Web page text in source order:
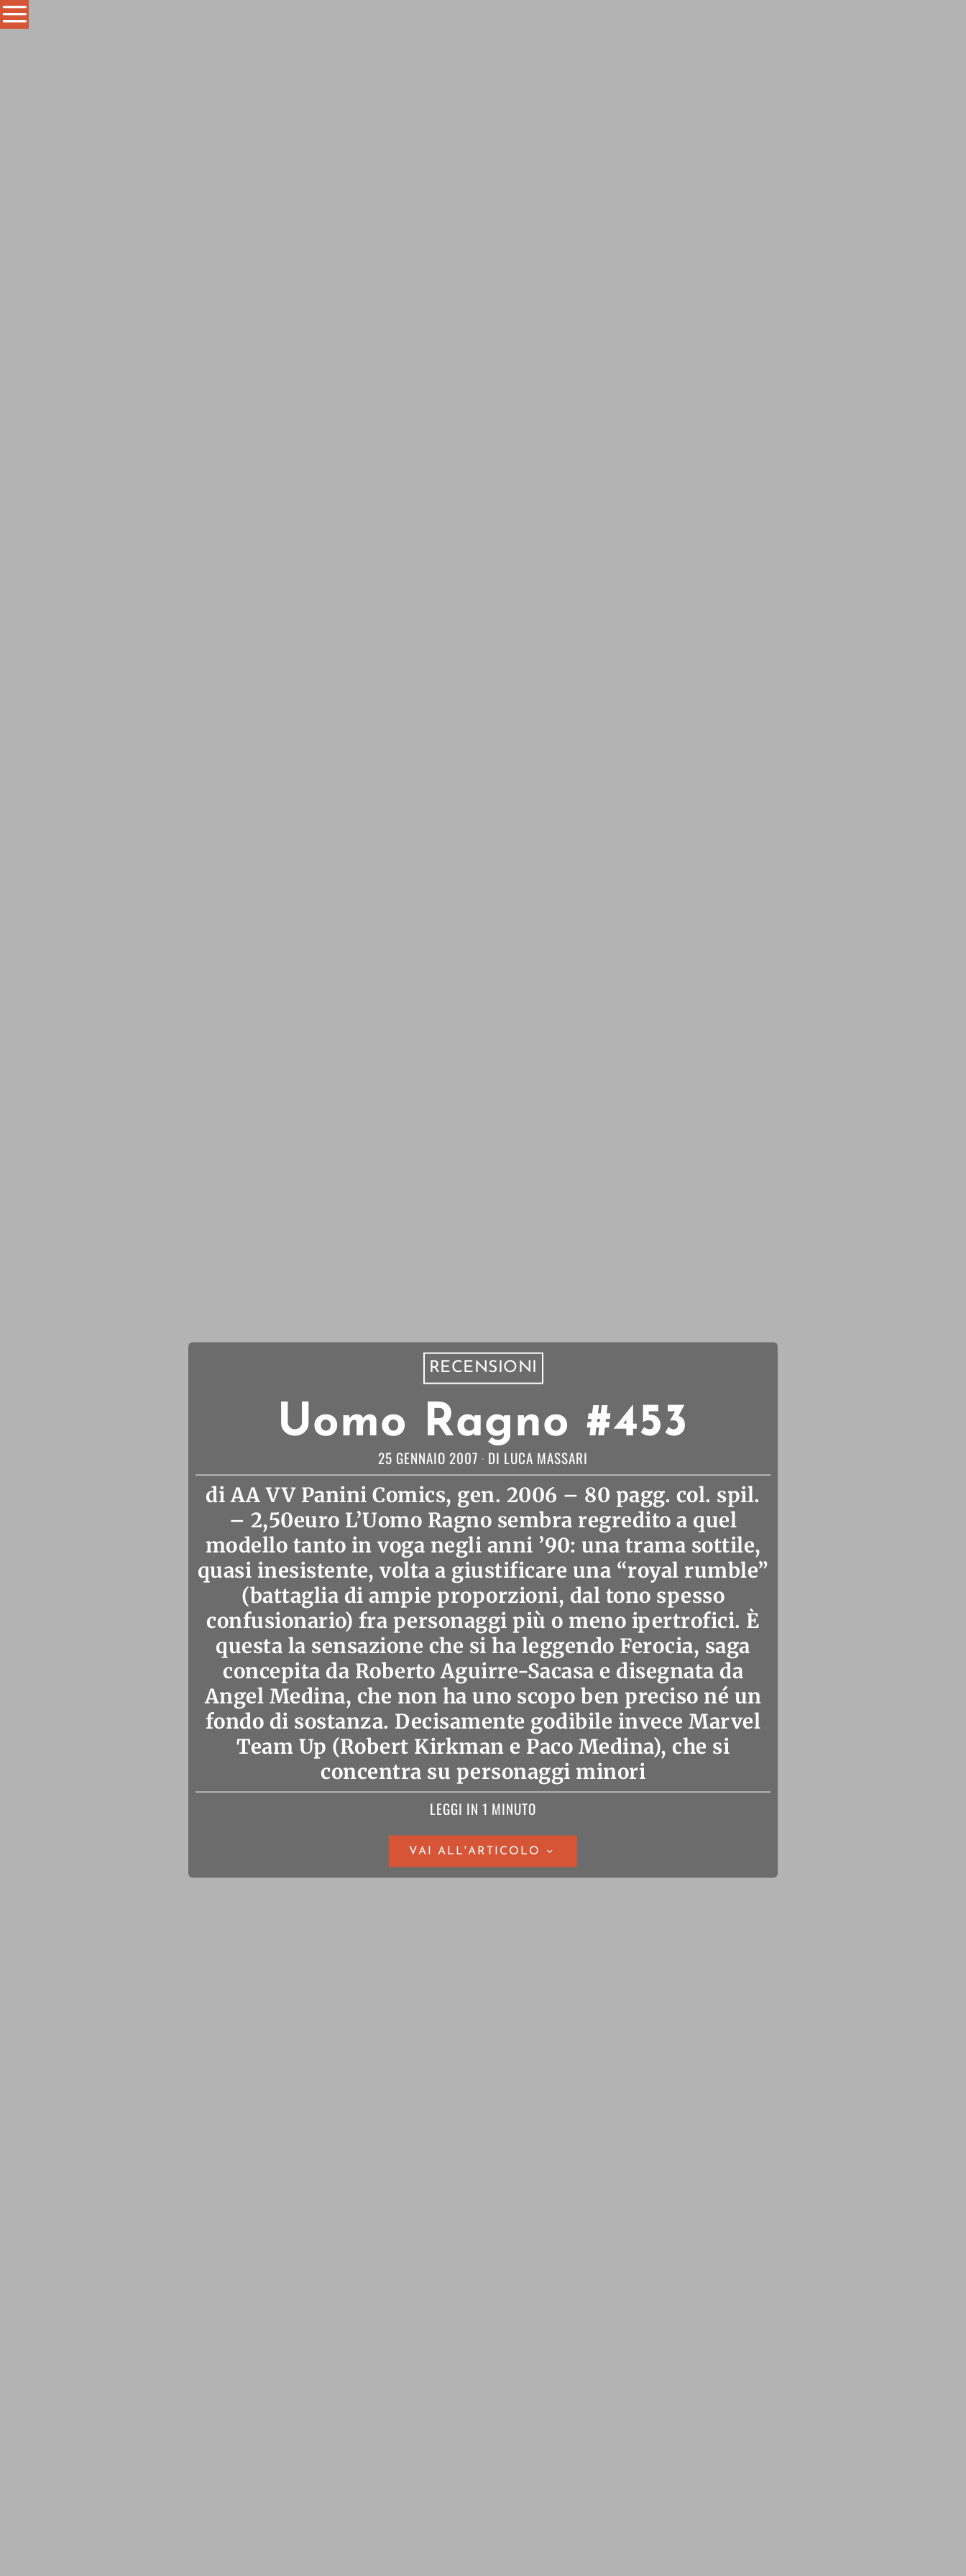
RECENSIONI
Uomo Ragno #453
25 GENNAIO 2007 DI LUCA MASSARI
di AA VV Panini Comics, gen. 2006 – 80 pagg. col. spil.
– 2,50euro L’Uomo Ragno sembra regredito a quel
modello tanto in voga negli anni ’90: una trama sottile,
quasi inesistente, volta a giustificare una “royal rumble”
(battaglia di ampie proporzioni, dal tono spesso
confusionario) fra personaggi più o meno ipertrofici. È
questa la sensazione che si ha leggendo Ferocia, saga
concepita da Roberto Aguirre-Sacasa e disegnata da
Angel Medina, che non ha uno scopo ben preciso né un
fondo di sostanza. Decisamente godibile invece Marvel
Team Up (Robert Kirkman e Paco Medina), che si
concentra su personaggi minori
LEGGI IN 1 MINUTO
VAI ALL'ARTICOLO